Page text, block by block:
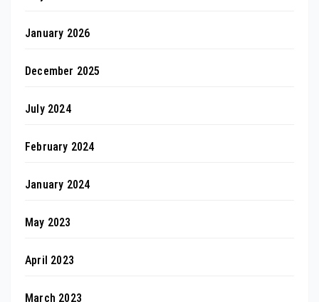
January 2026
December 2025
July 2024
February 2024
January 2024
May 2023
April 2023
March 2023